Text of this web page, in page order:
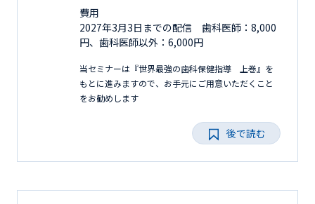
費用
2027年3月3日までの配信 歯科医師：8,000
円、歯科医師以外：6,000円
当セミナーは『世界最強の歯科保健指導 上巻』を
もとに進みますので、お手元にご用意いただくこと
をお勧めします
後で読む